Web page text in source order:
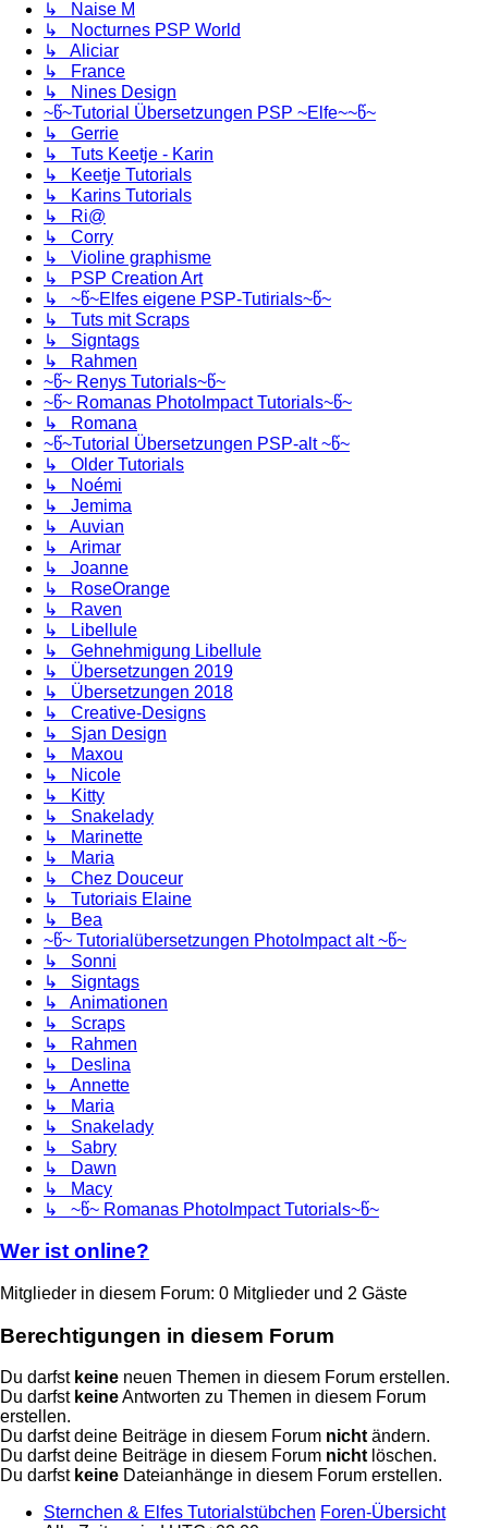
↳ Naise M
↳ Nocturnes PSP World
↳ Aliciar
↳ France
↳ Nines Design
~წ~Tutorial Übersetzungen PSP ~Elfe~~წ~
↳ Gerrie
↳ Tuts Keetje - Karin
↳ Keetje Tutorials
↳ Karins Tutorials
↳ Ri@
↳ Corry
↳ Violine graphisme
↳ PSP Creation Art
↳ ~წ~Elfes eigene PSP-Tutirials~წ~
↳ Tuts mit Scraps
↳ Signtags
↳ Rahmen
~წ~ Renys Tutorials~წ~
~წ~ Romanas PhotoImpact Tutorials~წ~
↳ Romana
~წ~Tutorial Übersetzungen PSP-alt ~წ~
↳ Older Tutorials
↳ Noémi
↳ Jemima
↳ Auvian
↳ Arimar
↳ Joanne
↳ RoseOrange
↳ Raven
↳ Libellule
↳ Gehnehmigung Libellule
↳ Übersetzungen 2019
↳ Übersetzungen 2018
↳ Creative-Designs
↳ Sjan Design
↳ Maxou
↳ Nicole
↳ Kitty
↳ Snakelady
↳ Marinette
↳ Maria
↳ Chez Douceur
↳ Tutoriais Elaine
↳ Bea
~წ~ Tutorialübersetzungen PhotoImpact alt ~წ~
↳ Sonni
↳ Signtags
↳ Animationen
↳ Scraps
↳ Rahmen
↳ Deslina
↳ Annette
↳ Maria
↳ Snakelady
↳ Sabry
↳ Dawn
↳ Macy
↳ ~წ~ Romanas PhotoImpact Tutorials~წ~
Wer ist online?
Mitglieder in diesem Forum: 0 Mitglieder und 2 Gäste
Berechtigungen in diesem Forum
Du darfst keine neuen Themen in diesem Forum erstellen.
Du darfst keineAntworten zu Themen in diesem Forum
erstellen.
Du darfst deine Beiträge in diesem Forum nichtändern.
Du darfst deine Beiträge in diesem Forum nichtlöschen.
Du darfst keine Dateianhänge in diesem Forum erstellen.
Sternchen & Elfes Tutorialstübchen Foren-Übersicht